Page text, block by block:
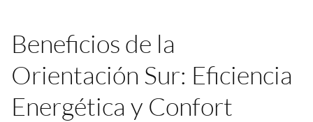
Beneficios de la
Orientación Sur: Eficiencia
Energética y Confort